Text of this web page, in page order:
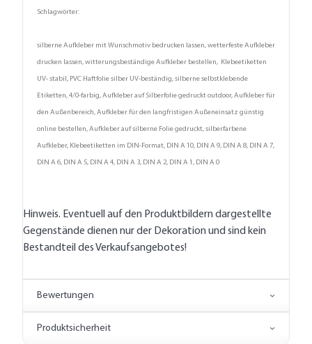
Schlagwörter:
silberne Aufkleber mit Wunschmotiv bedrucken lassen, wetterfeste Aufkleber
drucken lassen, witterungsbeständige Aufkleber bestellen, Klebeetiketten
UV- stabil, PVC Haftfolie silber UV-beständig, silberne selbstklebende
Etiketten, 4/0-farbig, Aufkleber auf Silberfolie gedruckt outdoor, Aufkleber für
den Außenbereich, Aufkleber für den langfristigen Außeneinsatz günstig
online bestellen, Aufkleber auf silberne Folie gedruckt, silberfarbene
Aufkleber, Klebeetiketten im DIN-Format, DIN A 10, DIN A 9, DIN A 8, DIN A 7,
DIN A 6, DIN A 5, DIN A 4, DIN A 3, DIN A 2, DIN A 1, DIN A 0
Hinweis. Eventuell auf den Produktbildern dargestellte
Gegenstände dienen nur der Dekoration und sind kein
Bestandteil des Verkaufsangebotes!
Bewertungen
Produktsicherheit